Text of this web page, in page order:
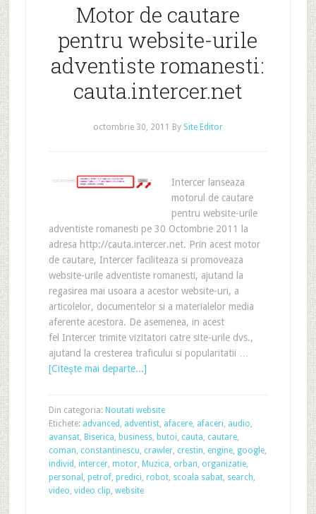
Motor de cautare
pentru website-urile
adventiste romanesti:
cauta.intercer.net
octombrie 30, 2011 By Site Editor
Intercer lanseaza
motorul de cautare
pentru website-urile
adventiste romanesti pe 30 Octombrie 2011 la
adresa http://cauta.intercer.net. Prin acest motor
de cautare, Intercer faciliteaza si promoveaza
website-urile adventiste romanesti, ajutand la
regasirea mai usoara a acestor website-uri, a
articolelor, documentelor si a materialelor media
aferente acestora. De asemenea, in acest
fel Intercer trimite vizitatori catre site-urile dvs.,
ajutand la cresterea traficului si popularitatii …
[Citeşte mai departe...]
Din categoria: Noutati website
Etichete: advanced , adventist, afacere, afaceri, audio,
avansat, Biserica, business, butoi, cauta, cautare,
coman, constantinescu, crawler, crestin, engine, google,
individ , intercer, motor, Muzica, orban, organizatie,
personal , petrof, predici, robot, scoala sabat, search,
video, video clip, website